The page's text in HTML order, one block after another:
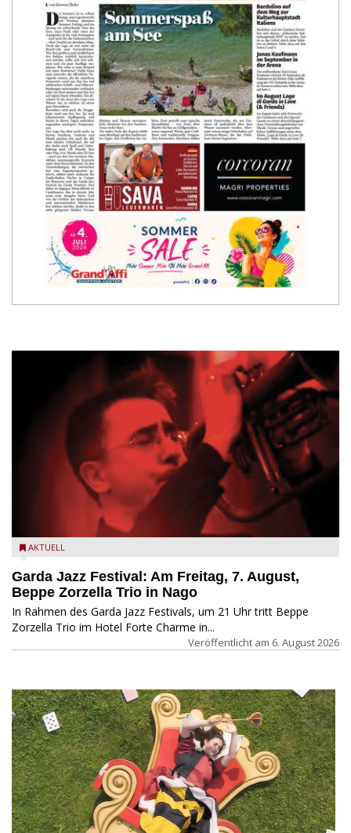
AKTUELL
Garda Jazz Festival: Am Freitag, 7. August,
Beppe Zorzella Trio in Nago
In Rahmen des Garda Jazz Festivals, um 21 Uhr tritt Beppe
Zorzella Trio im Hotel Forte Charme in...
Veröffentlicht am 6. August 2026